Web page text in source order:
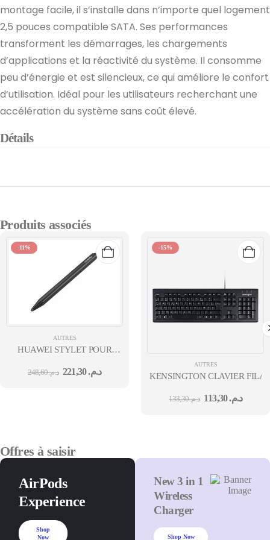
montage facile, il s’installe dans n’importe quel logement
2,5 pouces compatible SATA. Ses performances
transforment les démarrages, les chargements
d’applications et la réactivité du système. Il consomme
peu d’énergie et est silencieux, ce qui améliore le confort
d’utilisation. Idéal pour les utilisateurs recherchant une
accélération du système sans coût élevé.
Détails
Produits associés
-11%
AUTRES
HUAWEI STYLET POUR
IDEAHUB (2 PCS).
د.م.248,60 د.م.221,30
-15%
AUTRES
KENSINGTON CLAVIER
د.م.133,30 د.م.113,30
Offres à saisir
AirPods
Experience
Shop
Now
New 3 in 1
Wireless
Charger
Shop Now